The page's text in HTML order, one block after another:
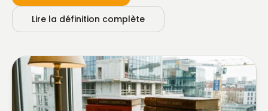
Lire la définition complète